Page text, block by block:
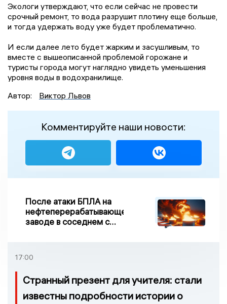
Экологи утверждают, что если сейчас не провести
срочный ремонт, то вода разрушит плотину еще больше,
и тогда удержать воду уже будет проблематично.
И если далее лето будет жарким и засушливым, то
вместе с вышеописанной проблемой горожане и
туристы города могут наглядно увидеть уменьшения
уровня воды в водохранилище.
Автор:
Виктор Львов
Комментируйте наши новости:
После атаки БПЛА на
нефтеперерабатывающем
заводе в соседнем с
17:00
Странный презент для учителя: стали
известны подробности истории о